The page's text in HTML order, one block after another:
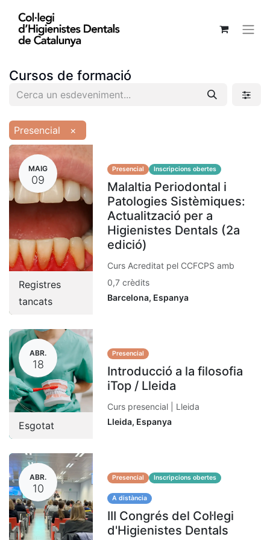
Cursos de formació
Presencial ×
MAIG
09
Registres
tancats
Presencial Inscripcions obertes
Malaltia Periodontal i
Patologies Sistèmiques:
Actualització per a
Higienistes Dentals (2a
edició)
Curs Acreditat pel CCFCPS amb
0,7 crèdits
Barcelona, Espanya
ABR.
18
Esgotat
Presencial
Introducció a la filosofia
iTop / Lleida
Curs presencial | Lleida
Lleida, Espanya
ABR.
10
Presencial Inscripcions obertes
A distància
III Congrés del Col·legi
d'Higienistes Dentals